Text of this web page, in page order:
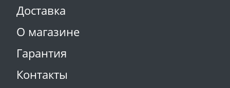
Доставка
О магазине
Гарантия
Контакты